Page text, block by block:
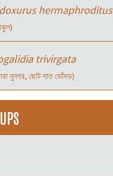
hermaphroditus
trivirgata
নুনগর, ছোট দাত ভোঁদড়)